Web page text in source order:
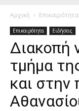
Αρχική Επικαιρότητα
Επικαιρότητα Ειδήσεις
Διακοπή
τμήμα
και στην